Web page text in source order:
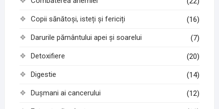
Copii sănătoși, isteți și fericiți (16)
Darurile pământului apei și soarelui (7)
Detoxifiere (20)
Digestie (14)
Dușmani ai cancerului (12)